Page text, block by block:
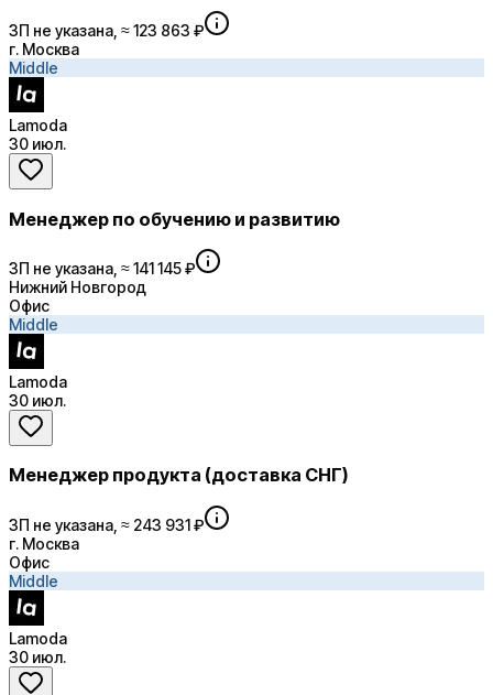
ЗП не указана, ≈ 123 863 ₽
г. Москва
Middle
Lamoda
30 июл.
Менеджер по обучению и развитию
ЗП не указана, ≈ 141 145 ₽
Нижний Новгород
Офис
Middle
Lamoda
30 июл.
Менеджер продукта (доставка СНГ)
ЗП не указана, ≈ 243 931 ₽
г. Москва
Офис
Middle
Lamoda
30 июл.